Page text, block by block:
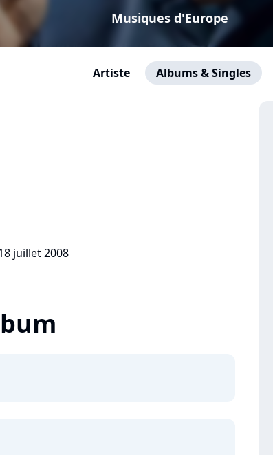
Musiques d'Europe
Artiste Albums & Singles
juillet 2008